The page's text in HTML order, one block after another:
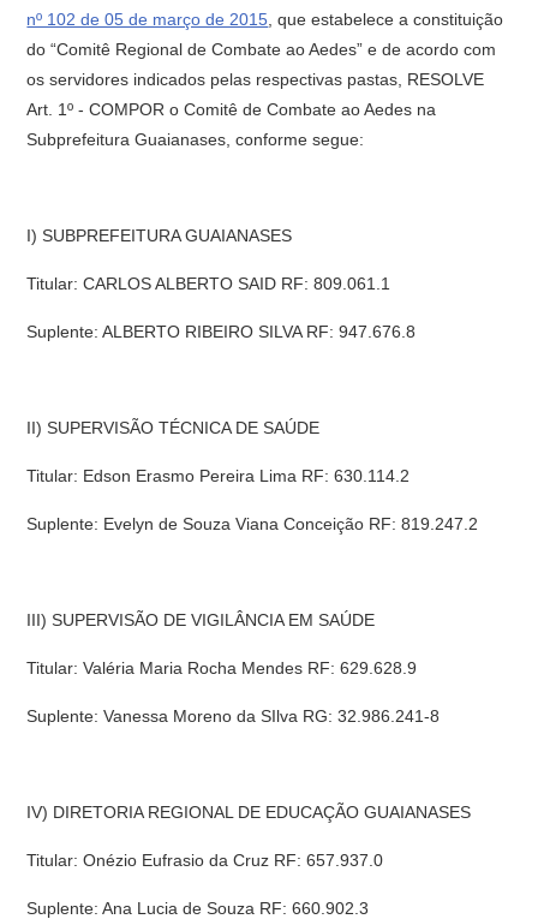
nº 102 de 05 de março de 2015 , que estabelece a constituição
do “Comitê Regional de Combate ao Aedes” e de acordo com
os servidores indicados pelas respectivas pastas, RESOLVE
Art. 1º - COMPOR o Comitê de Combate ao Aedes na
Subprefeitura Guaianases, conforme segue:
I) SUBPREFEITURA GUAIANASES
Titular: CARLOS ALBERTO SAID RF: 809.061.1
Suplente: ALBERTO RIBEIRO SILVA RF: 947.676.8
II) SUPERVISÃO TÉCNICA DE SAÚDE
Titular: Edson Erasmo Pereira Lima RF: 630.114.2
Suplente: Evelyn de Souza Viana Conceição RF: 819.247.2
III) SUPERVISÃO DE VIGILÂNCIA EM SAÚDE
Titular: Valéria Maria Rocha Mendes RF: 629.628.9
Suplente: Vanessa Moreno da SIlva RG: 32.986.241-8
IV) DIRETORIA REGIONAL DE EDUCAÇÃO GUAIANASES
Titular: Onézio Eufrasio da Cruz RF: 657.937.0
Suplente: Ana Lucia de Souza RF: 660.902.3